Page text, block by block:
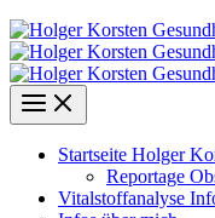
Startseite Holger
Reportage
Vitalstoffanalyse